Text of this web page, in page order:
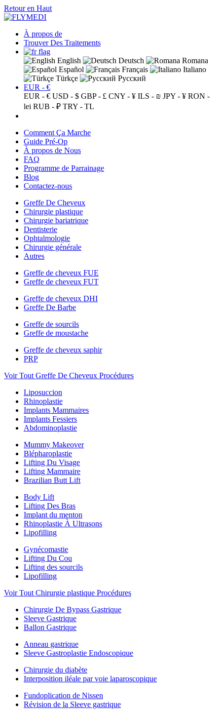
Retour en Haut
À propos de
Trouver Des Traitements
English Deutsch
Romana
Español
Français
Italiano
Türkçe
Русский
EUR - €
EUR - € USD - $ GBP - £ CNY - ¥ ILS - ₪ JPY - ¥ RON -
lei RUB - ₽ TRY - TL
Comment Ça Marche
Guide Pré-Op
À propos de Nous
FAQ
Programme de Parrainage
Blog
Contactez-nous
Greffe De Cheveux
Chirurgie plastique
Chirurgie bariatrique
Dentisterie
Ophtalmologie
Chirurgie générale
Autres
Greffe de cheveux FUE
Greffe de cheveux FUT
Greffe de cheveux DHI
Greffe De Barbe
Greffe de sourcils
Greffe de moustache
Greffe de cheveux saphir
PRP
Voir Tout Greffe De Cheveux Procédures
Liposuccion
Rhinoplastie
Implants Mammaires
Implants Fessiers
Abdominoplastie
Mummy Makeover
Blépharoplastie
Lifting Du Visage
Lifting Mammaire
Brazilian Butt Lift
Body Lift
Lifting Des Bras
Implant du menton
Rhinoplastie À Ultrasons
Lipofilling
Gynécomastie
Lifting Du Cou
Lifting des sourcils
Lipofilling
Voir Tout Chirurgie plastique Procédures
Chirurgie De Bypass Gastrique
Sleeve Gastrique
Ballon Gastrique
Anneau gastrique
Sleeve Gastroplastie Endoscopique
Chirurgie du diabète
Interposition iléale par voie laparoscopique
Fundoplication de Nissen
Révision de la Sleeve gastrique